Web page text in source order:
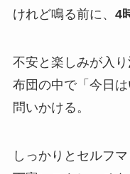
けれど鳴る前に、 4
不安と楽しみが入り
布団の中で「今日
問いかける。
しっかりとセルフマ